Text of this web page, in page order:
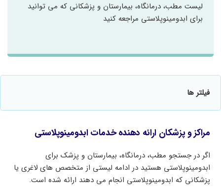
لیست مطب، درمانگاه، بیمارستان و پزشکانی که می توانید
برای ابدومینوپلاستی مراجعه کنید
مراکز و پزشکان ارائه دهنده خدمات ابدومینوپلاستی
اگر در جستجو مطب، درمانگاه، بیمارستان و پزشک برای
ابدومینوپلاستی هستید در ادامه لیستی از متخصص های لاغری یا
پزشکانی که ابدومینوپلاستی انجام می دهند ارائه شده است.
فیلتر ها